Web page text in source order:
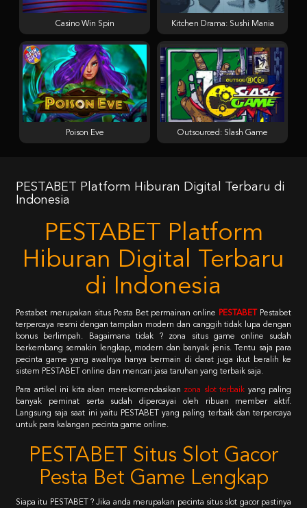
Casino Win Spin
Poison Eve Outsourced: Slash Game
Kitchen Drama: Sushi Mania
PESTABET Platform Hiburan Digital Terbaru di
Indonesia
PESTABET Platform
Hiburan Digital Terbaru
di Indonesia
Pestabet merupakan situs Pesta Bet permainan online PESTABET
Pestabet
terpercaya resmi dengan tampilan modern dan canggih tidak lupa dengan
bonus berlimpah. Bagaimana tidak ? zona situs game online sudah
berkembang semakin lengkap, modern dan banyak jenis. Tentu saja para
pecinta game yang awalnya hanya bermain di darat juga ikut beralih ke
sistem PESTABET online dan mencari jasa taruhan yang terbaik saja.
Para artikel ini kita akan merekomendasikan zona slot terbaik yang paling
banyak peminat serta sudah dipercayai oleh ribuan member aktif.
Langsung saja saat ini yaitu PESTABET yang paling terbaik dan terpercaya
untuk para kalangan pecinta game online.
PESTABET Situs Slot Gacor
Pesta Bet Game Lengkap
Siapa itu PESTABET ? Jika anda merupakan pecinta situs slot gacor pastinya